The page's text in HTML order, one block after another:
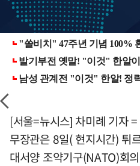
[서울=뉴시스] 차미례 기자
무장관은 8일( 현지시간) 튀
대서양 조약기구(NATO)회